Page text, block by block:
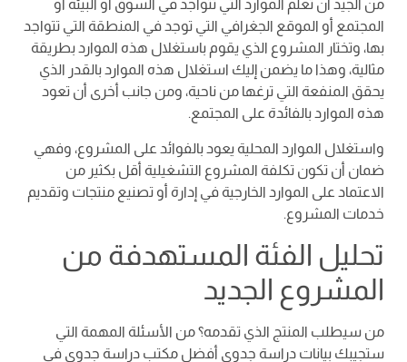
من الجيد أن تعلم الموارد التي تتواجد في السوق أو البيئة أو
المجتمع أو الموقع الجغرافي التي توجد في المنطقة التي تتواجد
بها، وتختار المشروع الذي يقوم باستغلال هذه الموارد بطريقة
مثالية، وهذا ما يضمن إليك استغلال هذه الموارد بالقدر الذي
يحقق المنفعة التي ترغها من ناحية، ومن جانب أخرى أن تعود
هذه الموارد بالفائدة على المجتمع.
واستغلال الموارد المحلية يعود بالفوائد على المشروع، وفهي
ضمان أن تكون تكلفة المشروع التشغيلية أقل بكثير من
الاعتماد على الموارد الخارجية في إدارة أو تصنيع منتجات وتقديم
خدمات المشروع.
تحليل الفئة المستهدفة من
المشروع الجديد
من سيطلب المنتج الذي تقدمه؟ من الأسئلة المهمة التي
ستجيبك بيانات دراسة جدوى أفضل مكتب دراسة جدوى في